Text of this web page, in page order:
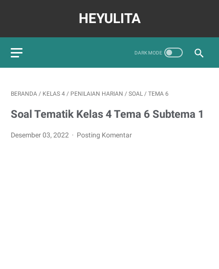
HEYULITA
BERANDA / KELAS 4 / PENILAIAN HARIAN / SOAL / TEMA 6
Soal Tematik Kelas 4 Tema 6 Subtema 1
Desember 03, 2022 Posting Komentar